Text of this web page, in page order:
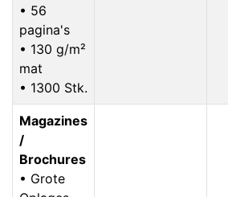
• 56
pagina's
• 130 g/m²
mat
• 1300 Stk.
Magazines
/
Brochures
• Grote